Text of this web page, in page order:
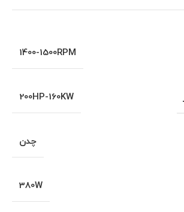
1400-1500RPM
200HP-160KW
چدن
380W